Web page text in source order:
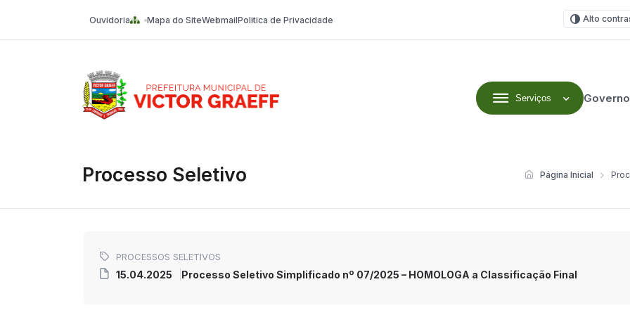
Ouvidoria Mapa do SiteWebmailPolitica de Privacidade Alto
Serviços Governo
Processo Seletivo Página Inicial
PROCESSOS SELETIVOS
15.04.2025 Processo Seletivo Simplificado nº 07/2025 – HOMOLOGA a Classificação Final